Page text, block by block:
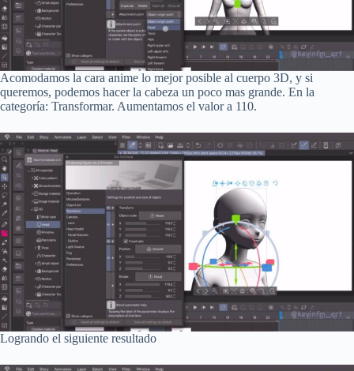
Acomodamos la cara anime lo mejor posible al cuerpo 3D, y si
queremos, podemos hacer la cabeza un poco mas grande. En la
categoría: Transformar. Aumentamos el valor a 110.
Logrando el siguiente resultado